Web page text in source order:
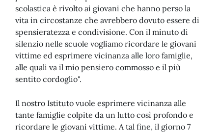
scolastica è rivolto ai giovani che hanno perso la
vita in circostanze che avrebbero dovuto essere di
spensieratezza e condivisione. Con il minuto di
silenzio nelle scuole vogliamo ricordare le giovani
vittime ed esprimere vicinanza alle loro famiglie,
alle quali va il mio pensiero commosso e il più
sentito cordoglio".
Il nostro Istituto vuole esprimere vicinanza alle
tante famiglie colpite da un lutto così profondo e
ricordare le giovani vittime. A tal fine, il giorno 7